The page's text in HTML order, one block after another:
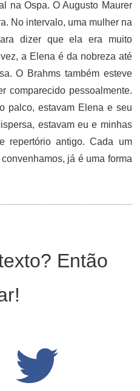
na Ospa. O Augusto Maurer
No intervalo, uma mulher na
dizer que ela era muito
a Elena é da nobreza até
O Brahms também esteve
comparecido pessoalmente.
palco, estavam Elena e seu
estavam eu e minhas
repertório antigo. Cada um
já é uma forma
Então